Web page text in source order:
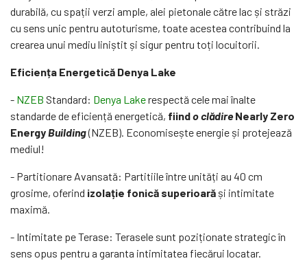
durabilă, cu spații verzi ample, alei pietonale către lac și străzi
cu sens unic pentru autoturisme, toate acestea contribuind la
crearea unui mediu liniștit și sigur pentru toți locuitorii.
Eficiența Energetică Denya Lake
- NZEB Standard: Denya Lakerespectă cele mai înalte
standarde de eficiență energetică, fiindo clădireNearly Zero
EnergyBuilding(NZEB). Economisește energie și protejează
mediul!
- Partitionare Avansată: Partitiile între unități au 40 cm
grosime, oferind izolație fonică superioară și intimitate
maximă.
- Intimitate pe Terase: Terasele sunt poziționate strategic în
sens opus pentru a garanta intimitatea fiecărui locatar.